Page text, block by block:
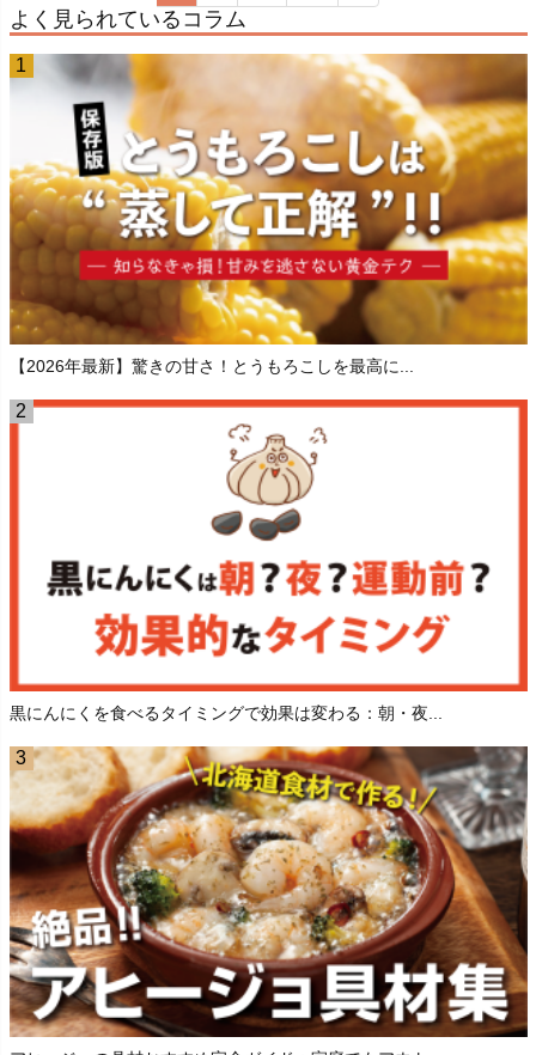
よく見られているコラム
【2026年最新】驚きの甘さ！とうもろこしを最高に...
黒にんにくを食べるタイミングで効果は変わる：朝・夜...